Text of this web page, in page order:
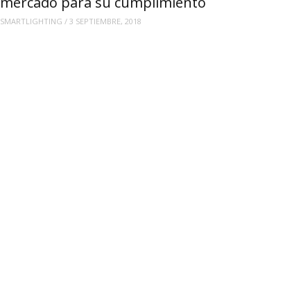
SMARTLIGHTING / 3 SEPTIEMBRE, 2018